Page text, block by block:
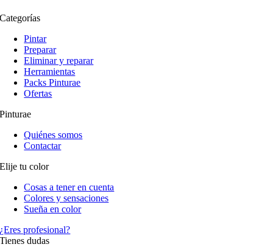
Categorías
Pintar
Preparar
Eliminar y reparar
Herramientas
Packs Pinturae
Ofertas
Pinturae
Quiénes somos
Contactar
Elije tu color
Cosas a tener en cuenta
Colores y sensaciones
Sueña en color
¿Eres profesional?
Tienes dudas